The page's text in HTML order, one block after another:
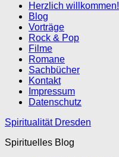
Herzlich willkommen!
Blog
Vorträge
Rock & Pop
Filme
Romane
Sachbücher
Kontakt
Impressum
Datenschutz
Spiritualität Dresden
Spirituelles Blog